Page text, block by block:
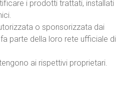
i prodotti trattati, installati
o sponsorizzata dai
parte della loro rete ufficiale di
ai rispettivi proprietari.